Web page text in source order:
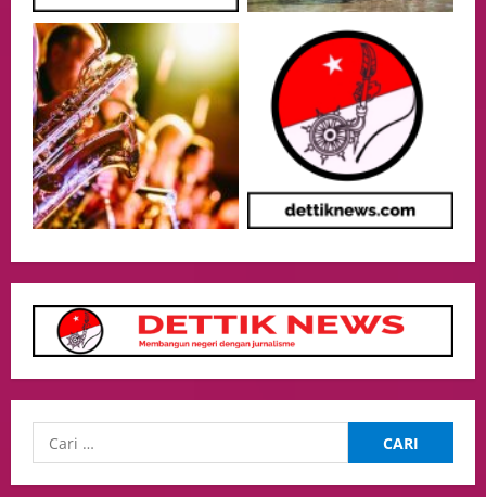
4
Putusan Diundur Lagi, Pernyataan
Hakim pada Sidang Sebelumnya Jadi
Sorotan
05/08/2026
5
Politik
Presiden Prabowo dan PM Thailand
Sepakat Perkuat Stabilitas ketahan
Kedua Negara.
Culture
Pengadilan Agama Jakarta Pusat
Selesaikan 25 Perkara Isbat Nikah bagi
WNI di Johor Bahru